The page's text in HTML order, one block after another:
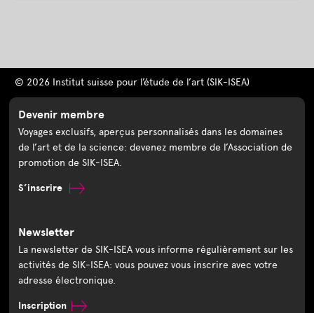
© 2026 Institut suisse pour l’étude de l’art (SIK-ISEA)
Devenir membre
Voyages exclusifs, aperçus personnalisés dans les domaines
de l’art et de la science: devenez membre de l’Association de
promotion de SIK-ISEA.
S’inscrire
Newsletter
La newsletter de SIK-ISEA vous informe régulièrement sur les
activités de SIK-ISEA: vous pouvez vous inscrire avec votre
adresse électronique.
Inscription